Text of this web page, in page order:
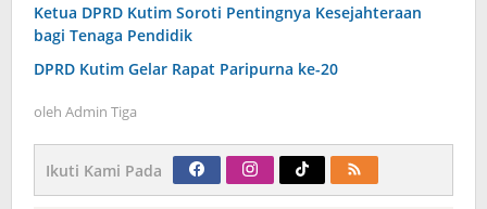
Ketua DPRD Kutim Soroti Pentingnya Kesejahteraan
bagi Tenaga Pendidik
DPRD Kutim Gelar Rapat Paripurna ke-20
oleh Admin Tiga
Ikuti Kami Pada